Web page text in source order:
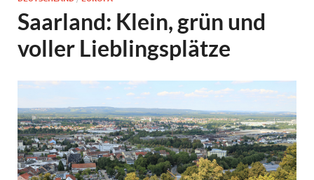
Saarland: Klein, grün und
voller Lieblingsplätze